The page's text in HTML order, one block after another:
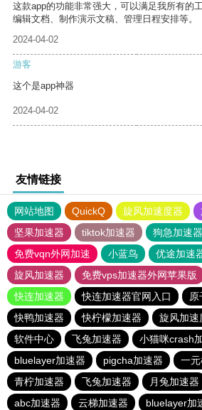
这款app的功能非常强大，可以满足我所有的
编辑文档、制作演示文稿、管理日程安排等。
2024-04-02
游客
这个是app神器
2024-04-02
友情链接
网站地图 QuickQ 旋风加速度器
坚果加速器
tiktok加速器
狗急加速
免费vqn外网加速
小蓝鸟 优途加速
旋风加速器
免费vps加速器外网苹果版
快连加速器
快连加速器官网入口
原
快鸭加速器
快柠檬加速器 旋风加速
软件中心
飞兔加速器 小猫咪crash
bluelayer加速器
pigcha加速器 一
青柠加速器
飞兔加速器 月兔加速器
abc加速器
云梯加速器 bluelayer加